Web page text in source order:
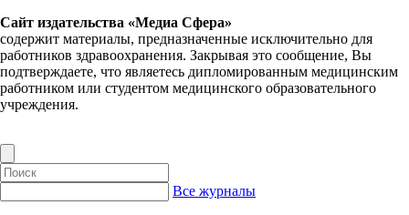
Сайт издательства «Медиа Сфера»
содержит материалы, предназначенные исключительно для
работников здравоохранения. Закрывая это сообщение, Вы
подтверждаете, что являетесь дипломированным медицинским
работником или студентом медицинского образовательного
учреждения.
Все журналы